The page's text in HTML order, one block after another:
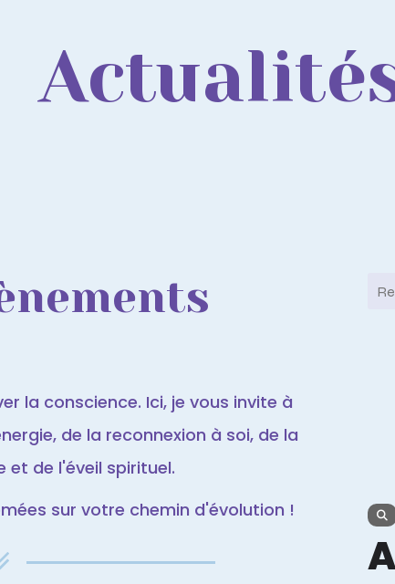
la conscience. Ici, je vous invite à
de la reconnexion à soi, de la
et de l'éveil spirituel.
sur votre chemin d'évolution !